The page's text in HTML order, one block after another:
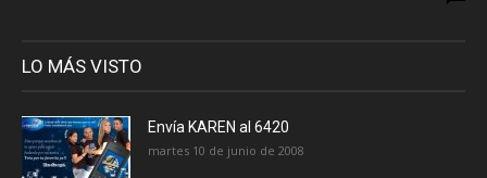
LO MÁS VISTO
Envía KAREN al 6420
martes 10 de junio de 2008